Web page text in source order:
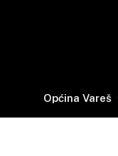
Općina Vareš